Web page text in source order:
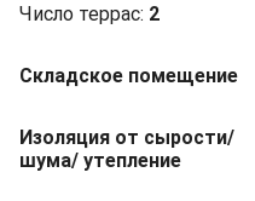
Число террас: 2
Складское помещение
Изоляция от сырости/
шума/ утепление